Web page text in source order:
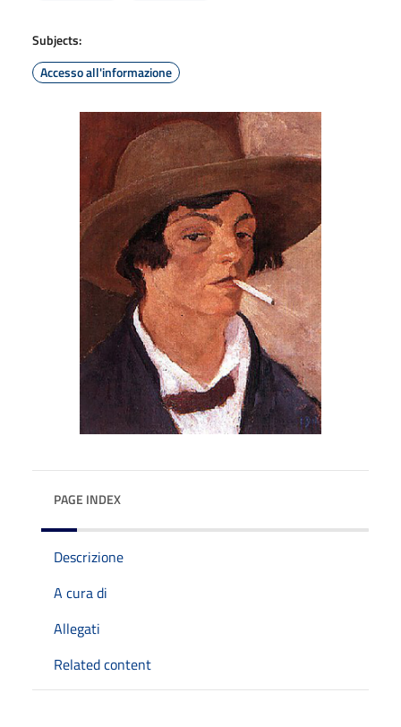
Subjects:
Accesso all'informazione
PAGE INDEX
Descrizione
A cura di
Allegati
Related content